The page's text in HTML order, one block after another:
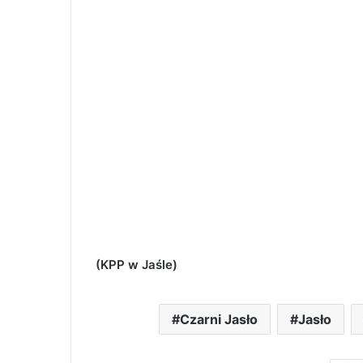
(KPP w Jaśle)
Czarni Jasło Jasło